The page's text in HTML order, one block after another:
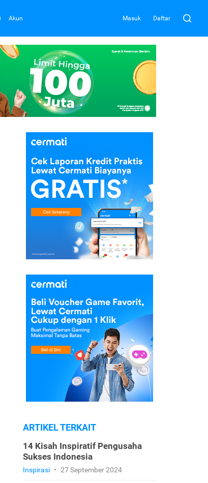
Akun Masuk Daftar
ARTIKEL TERKAIT
14 Kisah Inspiratif Pengusaha
Sukses Indonesia
Inspirasi • 27 September 2024